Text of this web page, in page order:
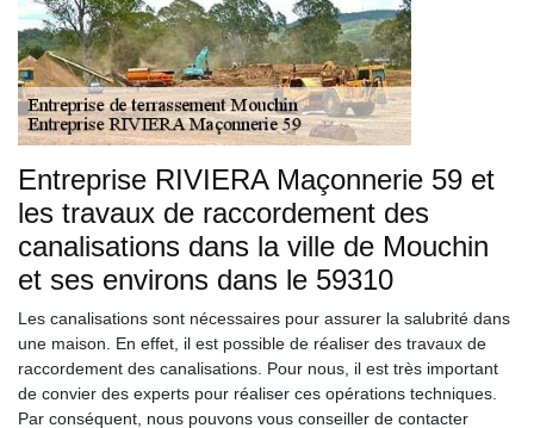
Entreprise RIVIERA Maçonnerie 59 et
les travaux de raccordement des
canalisations dans la ville de Mouchin
et ses environs dans le 59310
Les canalisations sont nécessaires pour assurer la salubrité dans
une maison. En effet, il est possible de réaliser des travaux de
raccordement des canalisations. Pour nous, il est très important
de convier des experts pour réaliser ces opérations techniques.
Par conséquent, nous pouvons vous conseiller de contacter